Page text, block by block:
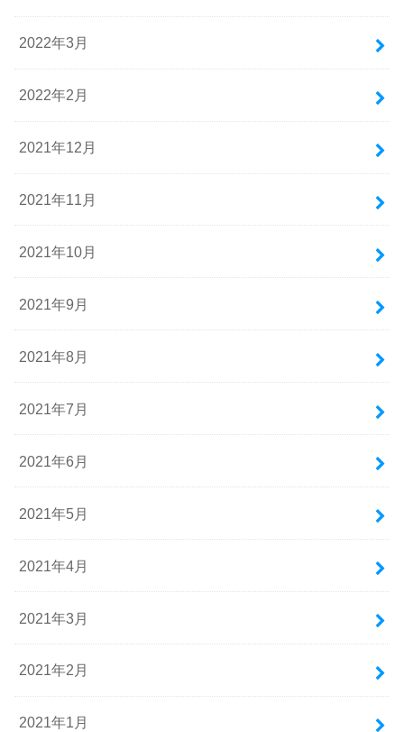
2022年3月
2022年2月
2021年12月
2021年11月
2021年10月
2021年9月
2021年8月
2021年7月
2021年6月
2021年5月
2021年4月
2021年3月
2021年2月
2021年1月